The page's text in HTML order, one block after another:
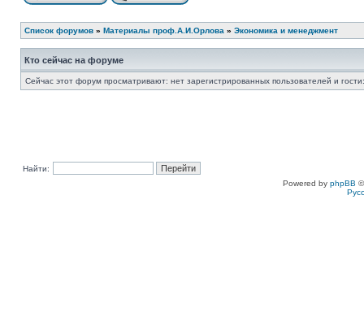
Список форумов » Материалы проф.А.И.Орлова » Экономика и менеджмент
Кто сейчас на форуме
Сейчас этот форум просматривают: нет зарегистрированных пользователей и
Найти:
Powered by phpBB